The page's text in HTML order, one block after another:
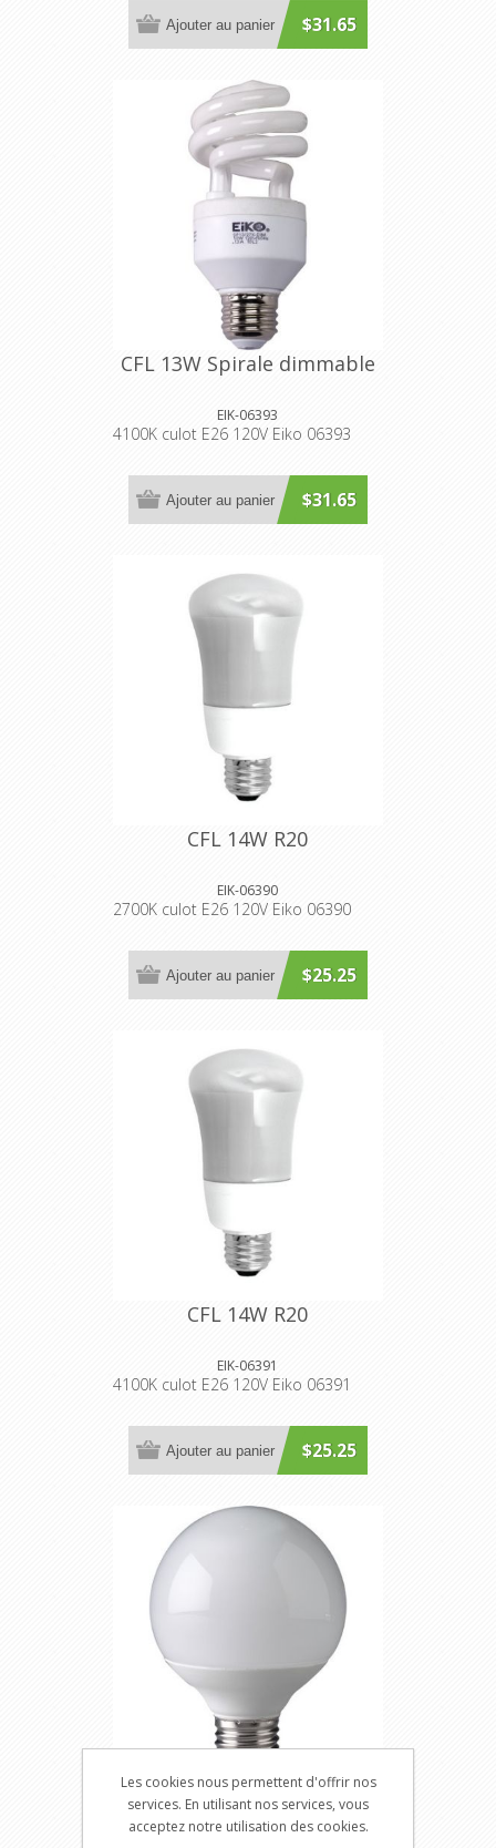
$31.65
Ajouter au panier
CFL 13W Spirale dimmable
EIK-06393
4100K culot E26 120V Eiko 06393
$31.65
Ajouter au panier
CFL 14W R20
EIK-06390
2700K culot E26 120V Eiko 06390
$25.25
Ajouter au panier
CFL 14W R20
EIK-06391
4100K culot E26 120V Eiko 06391
$25.25
Ajouter au panier
CFL 15W G25
Les cookies nous permettent d'offrir nos
services. En utilisant nos services, vous
acceptez notre utilisation des cookies.